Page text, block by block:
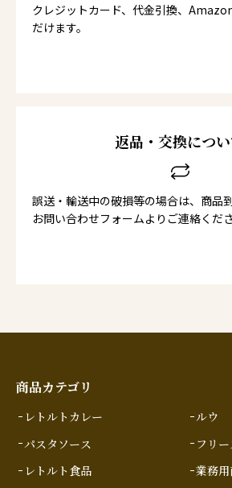
クレジットカード、代金引換、
だけます。
返品・交換につ
誤送・輸送中の破損等の場合は、商品
お問い合わせフォームよりご連絡くださ
商品カテゴリ
レトルトカレー
パスタソース
レトルト食品
ルウ
フリ
業務